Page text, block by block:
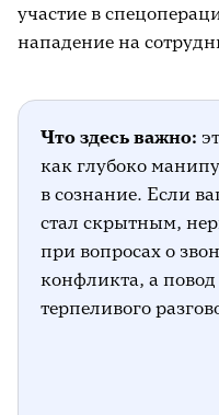
участие в
нападение на
Что здесь важно:
как глубоко
в сознание. Если
стал скрытным,
при вопросах о
конфликта, а
терпеливого